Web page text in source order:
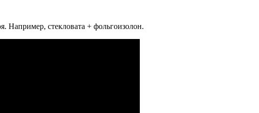
Например, стекловата + фольгоизолон.